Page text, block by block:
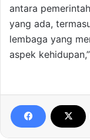
antara
yang ada,
lembaga yang
aspek